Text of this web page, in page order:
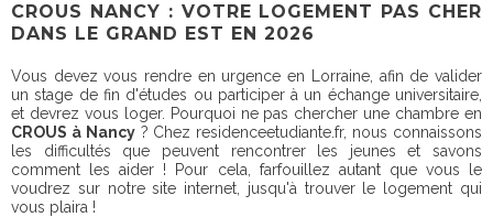
CROUS NANCY : VOTRE LOGEMENT PAS CHER
DANS LE GRAND EST EN 2026
Vous devez vous rendre en urgence en Lorraine, afin de valider
un stage de fin d'études ou participer à un échange universitaire,
et devrez vous loger. Pourquoi ne pas chercher une chambre en
CROUS à Nancy? Chez residenceetudiante.fr, nous connaissons
les difficultés que peuvent rencontrer les jeunes et savons
comment les aider ! Pour cela, farfouillez autant que vous le
voudrez sur notre site internet, jusqu'à trouver le logement qui
vous plaira !